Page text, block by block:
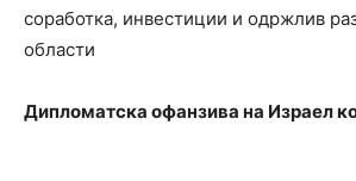
соработка, инвестиции и одржлив
области
Дипломатска офанзива на Израел